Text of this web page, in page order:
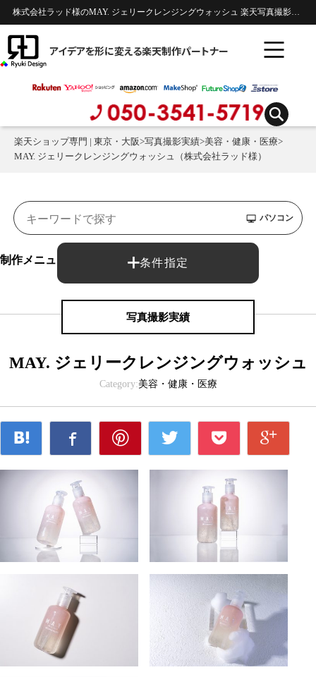
株式会社ラッド様のMAY. ジェリークレンジングウォッシュ 楽天写真撮影実績 | 美容・健康・医療
アイデアを形に変える楽天制作パートナー
楽天ショップ専門 | 東京・大阪>写真撮影実績>美容・健康・医療>
MAY. ジェリークレンジングウォッシュ（株式会社ラッド様）
条件指定
パソコン
制作メニュー：
写真撮影実績
MAY. ジェリークレンジングウォッシュ
Category:美容・健康・医療